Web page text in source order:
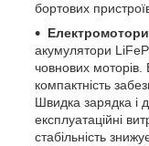
бортових
Електромотори
акумулятори
човнових моторів.
компактність
Швидка зарядка і
експлуатаційні
стабільність